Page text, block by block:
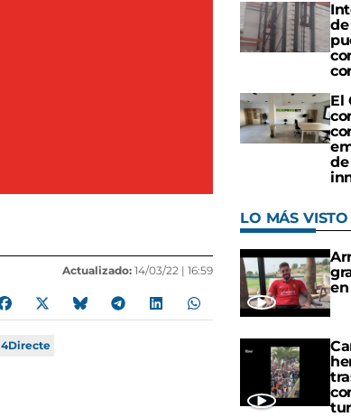
Actualizado: 14/03/22 | 16:59
4Directe
El
LO MÁS VISTO